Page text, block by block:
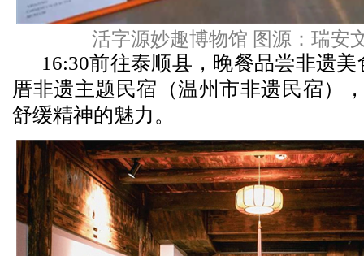
活字源妙趣博物馆 图源：瑞安
16:30前往泰顺县，晚餐品尝非遗美
厝非遗主题民宿（温州市非遗民宿）
舒缓精神的魅力。